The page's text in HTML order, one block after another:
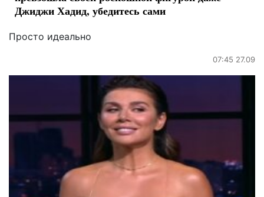
Джиджи Хадид, убедитесь сами
Просто идеально
07:45 27.09